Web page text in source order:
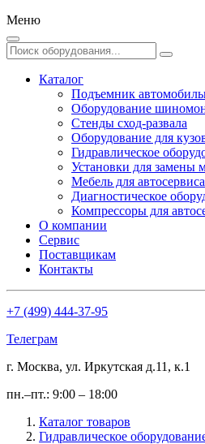
Меню
Каталог
Подъемник
Оборудование
Стенды сход-развала
Оборудование для
Гидравлическое
Установки для замены
Мебель для автосервиса
Диагностическое
Компрессоры для
О компании
Сервис
Поставщикам
Контакты
+7 (499) 444-37-95
Телеграм
г. Москва, ул. Иркутская д.11, к.1
пн.–пт.: 9:00 – 18:00
Каталог товаров
Гидравлическое